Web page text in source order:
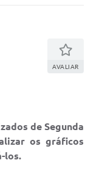
AVALIAR
de Segunda
os gráficos
los.